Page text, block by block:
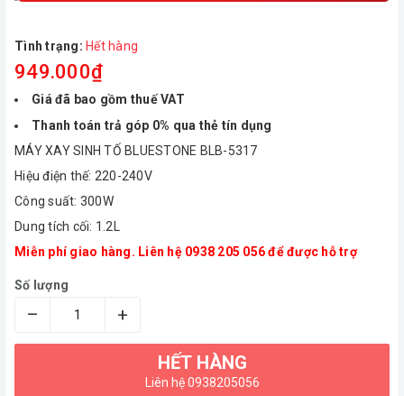
Tình trạng: Hết hàng
949.000₫
Giá đã bao gồm thuế VAT
Thanh toán trả góp 0% qua thẻ tín dụng
MÁY XAY SINH TỐ BLUESTONE BLB-5317
Hiệu điện thế: 220-240V
Công suất: 300W
Dung tích cối: 1.2L
Miễn phí giao hàng. Liên hệ 0938 205 056 để được hỗ trợ
Số lượng
– +
HẾT HÀNG
Liên hệ 0938205056